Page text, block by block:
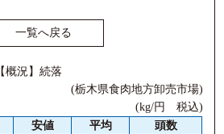
一覧へ戻る
概況】続落
(栃木県食肉地方卸売市場)
(kg/円 税込)
安値 平均
頭数